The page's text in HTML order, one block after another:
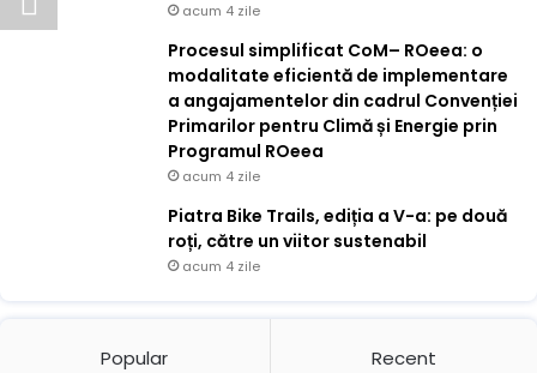
acum 4 zile
Procesul simplificat CoM– ROeea: o
modalitate eficientă de implementare
a angajamentelor din cadrul Convenției
Primarilor pentru Climă și Energie prin
Programul ROeea
acum 4 zile
Piatra Bike Trails, ediția a V-a: pe două
roți, către un viitor sustenabil
acum 4 zile
Popular Recent